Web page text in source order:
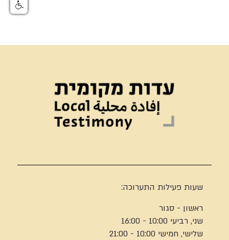
שעות פעילות התערוכה:
ראשון - סגור
שני, רביעי 10:00 - 16:00
שלישי, חמישי 10:00 - 21:00